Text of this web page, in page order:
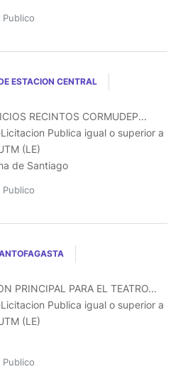
ESTACION CENTRAL
RECINTOS CORMUDEP...
Publica igual o superior a
(LE)
de Santiago
PRINCIPAL PARA EL TEATRO...
Publica igual o superior a
(LE)